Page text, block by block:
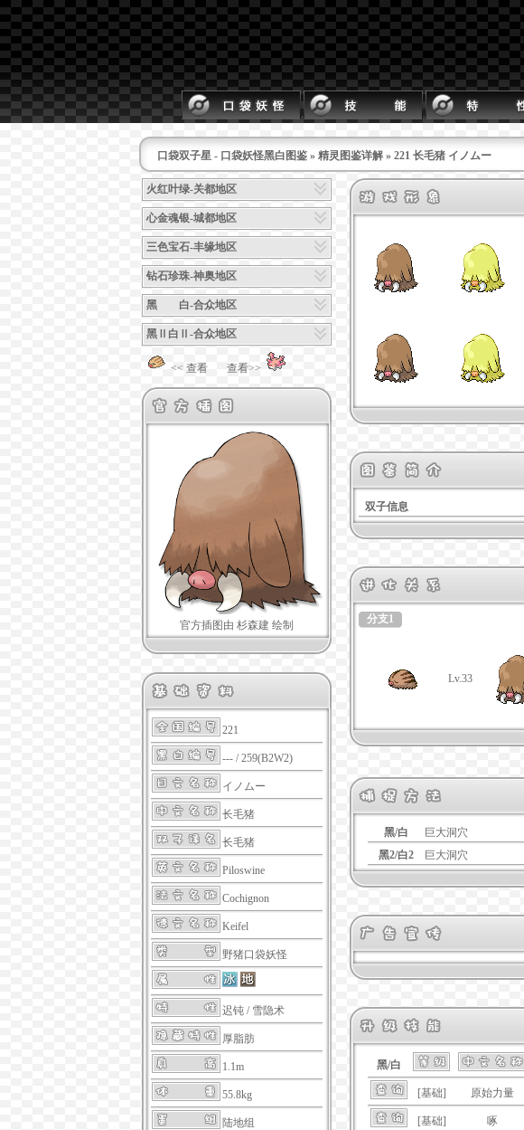
口袋双子星 - 口袋妖怪黑白图鉴 » 精灵图鉴详解 » 221 长毛猪 イノムー
火红叶绿-关都地区
心金魂银-城都地区
三色宝石-丰缘地区
钻石珍珠-神奥地区
黑 白-合众地区
黑Ⅱ白Ⅱ-合众地区
<< 查看 查看>>
官方插图由 杉森建 绘制
221
--- / 259(B2W2)
イノムー
长毛猪
长毛猪
Piloswine
Cochignon
Keifel
野猪口袋妖怪
迟钝 / 雪隐术
厚脂肪
1.1m
55.8kg
陆地组
双子信息
分支1
Lv.33
黑/白
巨大洞穴
黑2/白2
巨大洞穴
黑/白
[基础] 原始力量
[基础] 啄